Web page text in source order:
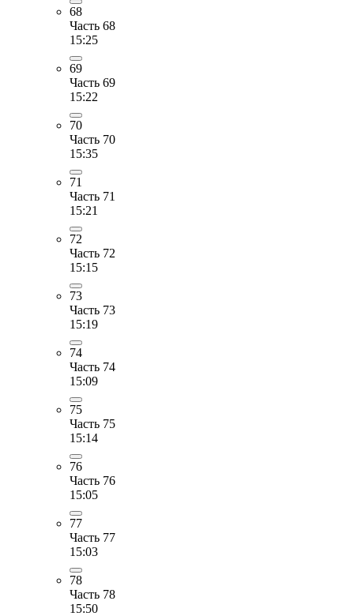
68
Часть 68
15:25
69
Часть 69
15:22
70
Часть 70
15:35
71
Часть 71
15:21
72
Часть 72
15:15
73
Часть 73
15:19
74
Часть 74
15:09
75
Часть 75
15:14
76
Часть 76
15:05
77
Часть 77
15:03
78
Часть 78
15:50